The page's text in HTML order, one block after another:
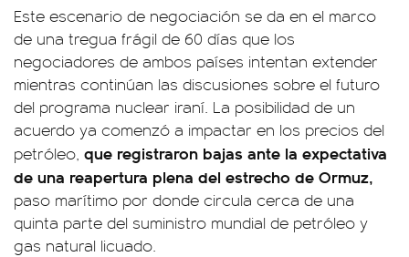
Este escenario de negociación se da en el marco
de una tregua frágil de 60 días que los
negociadores de ambos países intentan extender
mientras continúan las discusiones sobre el futuro
del programa nuclear iraní. La posibilidad de un
acuerdo ya comenzó a impactar en los precios del
petróleo, que registraron bajas ante la expectativa
de una reapertura plena del estrecho de Ormuz,
paso marítimo por donde circula cerca de una
quinta parte del suministro mundial de petróleo y
gas natural licuado.